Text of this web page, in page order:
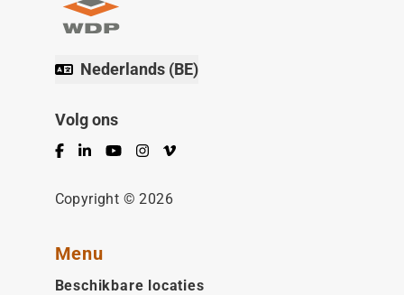
Nederlands (BE)
Volg ons
Facebook
LinkedInYouTubeInstagram
Vimeo
Copyright © 2026
Menu
Beschikbare locaties